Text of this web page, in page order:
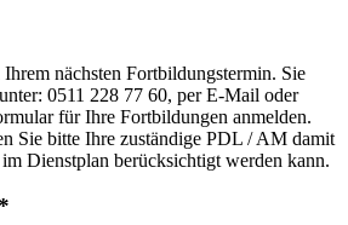
nächsten Fortbildungstermin. Sie
0511 228 77 60, per E-Mail oder
für Ihre Fortbildungen anmelden.
Sie bitte Ihre zuständige PDL / AM damit
Dienstplan berücksichtigt werden kann.